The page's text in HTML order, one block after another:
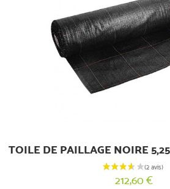
TOILE DE PAILLAGE NOIRE
212,60 €